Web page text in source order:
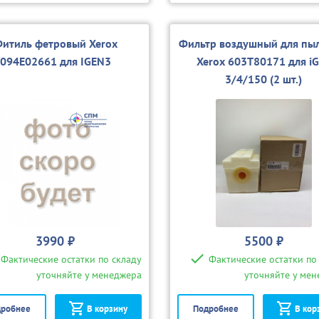
фетровый Xerox
094E02661 для IGEN3
3990 ₽
Фактические остатки по складу
уточняйте у менеджера
В корзину
Фильтр воздушный для
Xerox 603T80171 для
3/4/150 (2 шт.)
5500 ₽
Фактические остатки
уточняйте у
Подробнее В